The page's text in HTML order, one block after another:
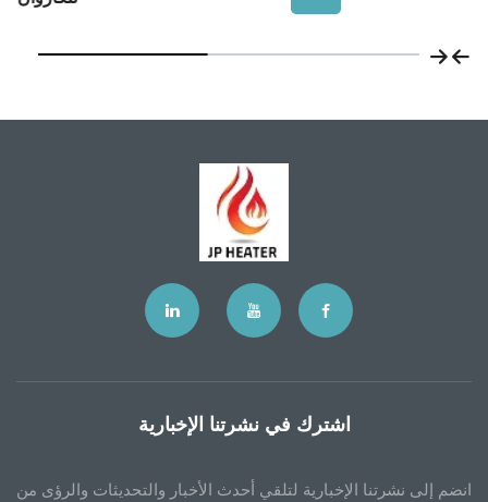
اشترك في نشرتنا الإخبارية
لتلقي أحدث الأخبار والتحديثات والرؤى من